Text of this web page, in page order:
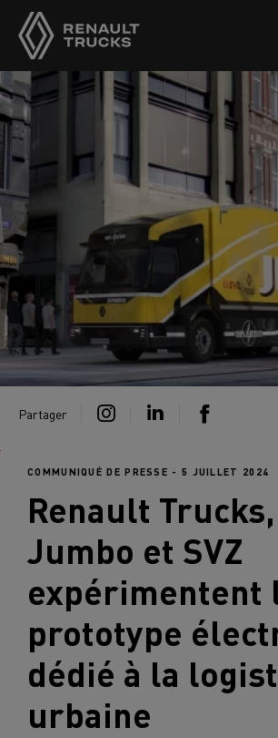
Partager
COMMUNIQUÉ DE PRESSE - 5 JUILLET 2024
Renault Trucks,
Jumbo et SVZ
expérimentent
prototype
dédié à la
urbaine